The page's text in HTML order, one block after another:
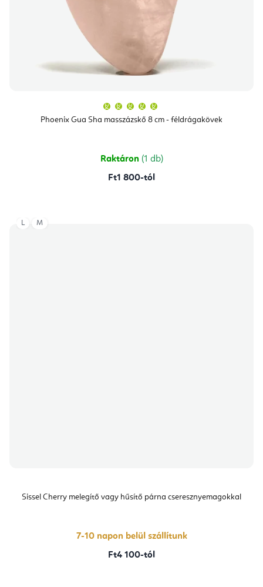
Phoenix Gua Sha masszázskő 8 cm - féldrágakövek
átlagos
értékelése
csillag.
Raktáron (1 db)
Ft1 800-tól
Sissel Cherry melegítő vagy hűsítő párna cseresznyemagokkal
7-10 napon belül szállítunk
Ft4 100-tól
L M